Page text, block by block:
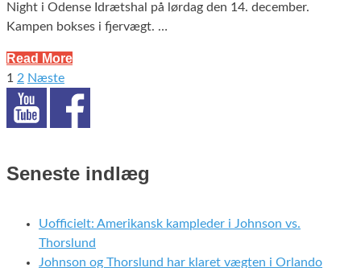
Night i Odense Idrætshal på lørdag den 14. december.
Kampen bokses i fjervægt. …
Read More
Indlægsinddeling
1 2 Næste
Seneste indlæg
Uofficielt: Amerikansk kampleder i Johnson vs.
Thorslund
Johnson og Thorslund har klaret vægten i Orlando